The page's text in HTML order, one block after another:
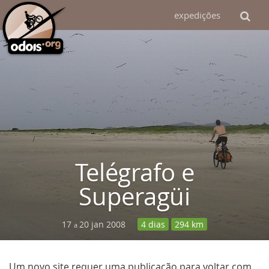
expedições
Telégrafo e
Superagüi
17 a 20 jan 2008 4 dias 294 km